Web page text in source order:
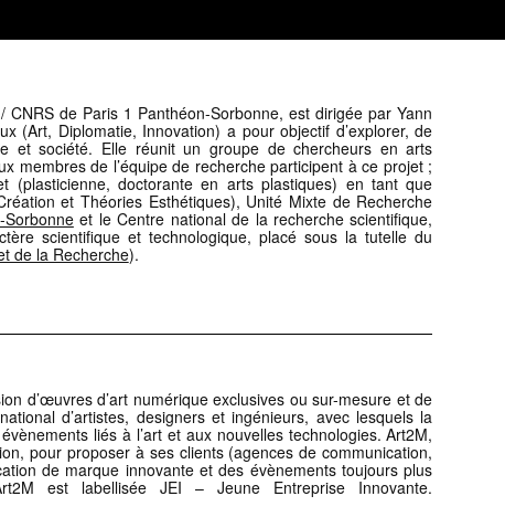
CNRS de Paris 1 Panthéon-Sorbonne, est dirigée par Yann
(Art, Diplomatie, Innovation) a pour objectif d’explorer, de
et société. Elle réunit un groupe de chercheurs en arts
membres de l’équipe de recherche participent à ce projet ;
(plasticienne, doctorante en arts plastiques) en tant que
et Théories Esthétiques), Unité Mixte de Recherche
et le Centre national de la recherche scientifique,
scientifique et technologique, placé sous la tutelle du
de la Recherche).
d’œuvres d’art numérique exclusives ou sur-mesure et de
d’artistes, designers et ingénieurs, avec lesquels la
liés à l’art et aux nouvelles technologies. Art2M,
pour proposer à ses clients (agences de communication,
de marque innovante et des évènements toujours plus
est labellisée JEI – Jeune Entreprise Innovante.